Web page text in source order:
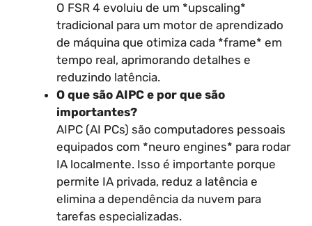
O FSR 4 evoluiu de um *upscaling*
tradicional para um motor de aprendizado
de máquina que otimiza cada *frame* em
tempo real, aprimorando detalhes e
reduzindo latência.
O que são AIPC e por que são
importantes?
AIPC (AI PCs) são computadores pessoais
equipados com *neuro engines* para rodar
IA localmente. Isso é importante porque
permite IA privada, reduz a latência e
elimina a dependência da nuvem para
tarefas especializadas.